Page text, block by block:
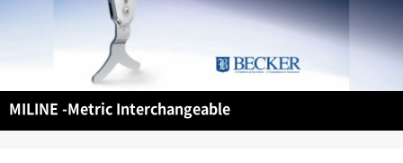
MILINE -Metric Interchangeable